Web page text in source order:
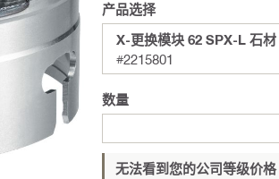
产品选择
X-更换模块 62 SPX-L 石材
#2215801
数量
无法看到您的公司等级价格